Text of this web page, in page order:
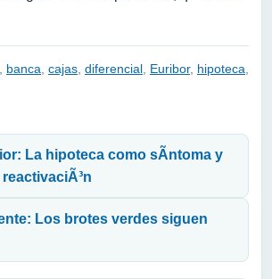
banca cajas diferencial Euribor, hipoteca
La hipoteca como sÃ­ntoma y
Los brotes verdes siguen